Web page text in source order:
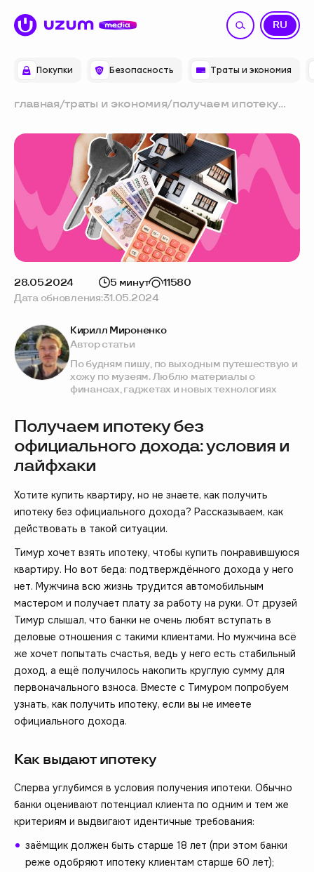
Покупки Безопасность Траты и экономия
RU
UZ
главная/траты и экономия/получаем ипотеку
дохода: условия и
лайфхаки
28.05.2024 5 минут
11580
Дата обновления:31.05.2024
Получаем ипотеку без
официального дохода: условия и
лайфхаки
Хотите купить квартиру, но не знаете, как получить
ипотеку без официального дохода? Рассказываем, как
действовать в такой ситуации.
Тимур хочет взять ипотеку, чтобы купить понравившуюся
квартиру. Но вот беда: подтверждённого дохода у него
нет. Мужчина всю жизнь трудится автомобильным
мастером и получает плату за работу на руки. От друзей
Тимур слышал, что банки не очень любят вступать в
деловые отношения с такими клиентами. Но мужчина всё
же хочет попытать счастья, ведь у него есть стабильный
доход, а ещё получилось накопить круглую сумму для
первоначального взноса. Вместе с Тимуром попробуем
узнать, как получить ипотеку, если вы не имеете
официального дохода.
Как выдают ипотеку
Сперва углубимся в условия получения ипотеки. Обычно
банки оценивают потенциал клиента по одним и тем же
критериям и выдвигают идентичные требования:
заёмщик должен быть старше 18 лет (при этом банки
реже одобряют ипотеку клиентам старше 60 лет);
Кирилл Мироненко
Автор статьи
По будням пишу, по выходным путешествую и
хожу по музеям. Люблю материалы о
финансах, гаджетах и новых технологиях